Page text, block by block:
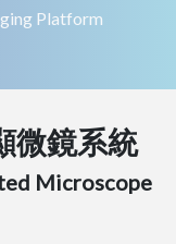
Platform
微鏡系統
Microscope